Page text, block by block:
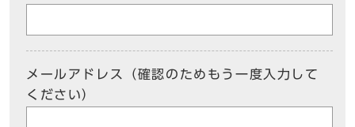
メールアドレス（確認のためもう一度入力して
ください）